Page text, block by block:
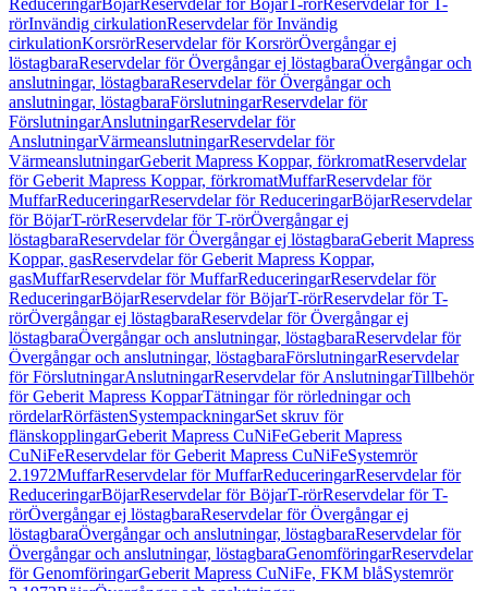
ReduceringarBöjarReservdelar för BöjarT-rörReservdelar för T-
rörInvändig cirkulationReservdelar för Invändig
cirkulationKorsrörReservdelar för KorsrörÖvergångar ej
löstagbaraReservdelar för Övergångar ej löstagbaraÖvergångar och
anslutningar, löstagbaraReservdelar för Övergångar och
anslutningar, löstagbaraFörslutningarReservdelar för
FörslutningarAnslutningarReservdelar för
AnslutningarVärmeanslutningarReservdelar för
VärmeanslutningarGeberit Mapress Koppar, förkromatReservdelar
för Geberit Mapress Koppar, förkromatMuffarReservdelar för
MuffarReduceringarReservdelar för ReduceringarBöjarReservdelar
för BöjarT-rörReservdelar för T-rörÖvergångar ej
löstagbaraReservdelar för Övergångar ej löstagbaraGeberit Mapress
Koppar, gasReservdelar för Geberit Mapress Koppar,
gasMuffarReservdelar för MuffarReduceringarReservdelar för
ReduceringarBöjarReservdelar för BöjarT-rörReservdelar för T-
rörÖvergångar ej löstagbaraReservdelar för Övergångar ej
löstagbaraÖvergångar och anslutningar, löstagbaraReservdelar för
Övergångar och anslutningar, löstagbaraFörslutningarReservdelar
för FörslutningarAnslutningarReservdelar för AnslutningarTillbehör
för Geberit Mapress KopparTätningar för rörledningar och
rördelarRörfästenSystempackningarSet skruv för
flänskopplingarGeberit Mapress CuNiFeGeberit Mapress
CuNiFeReservdelar för Geberit Mapress CuNiFeSystemrör
2.1972MuffarReservdelar för MuffarReduceringarReservdelar för
ReduceringarBöjarReservdelar för BöjarT-rörReservdelar för T-
rörÖvergångar ej löstagbaraReservdelar för Övergångar ej
löstagbaraÖvergångar och anslutningar, löstagbaraReservdelar för
Övergångar och anslutningar, löstagbaraGenomföringarReservdelar
för GenomföringarGeberit Mapress CuNiFe, FKM blåSystemrör